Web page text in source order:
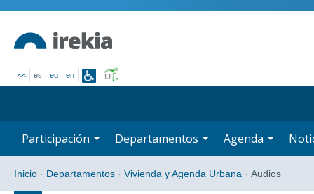
<< es eu en
Participación Departamentos Agenda
Inicio · Departamentos · Vivienda y Agenda Urbana · Audios